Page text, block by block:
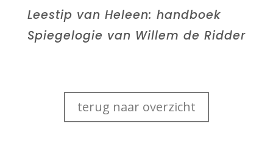
Leestip van Heleen: handboek
Spiegelogie van Willem de Ridder
terug naar overzicht